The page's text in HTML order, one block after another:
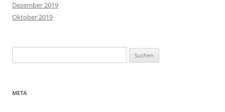
Dezember 2019
Oktober 2019
nach:
META